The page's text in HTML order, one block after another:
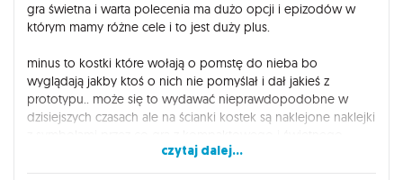
gra świetna i warta polecenia ma dużo opcji i epizodów w
którym mamy różne cele i to jest duży plus.
minus to kostki które wołają o pomstę do nieba bo
wyglądają jakby ktoś o nich nie pomyślał i dał jakieś z
prototypu.. może się to wydawać nieprawdopodobne w
dzisiejszych czasach ale na ścianki kostek są naklejone naklejki
tytułu który chciałem zabierać na wyjazdy i w plener lub grać
z dziećmi (wiadomo rączki nie zawsze są suche i czyste..) musi
czytaj dalej...